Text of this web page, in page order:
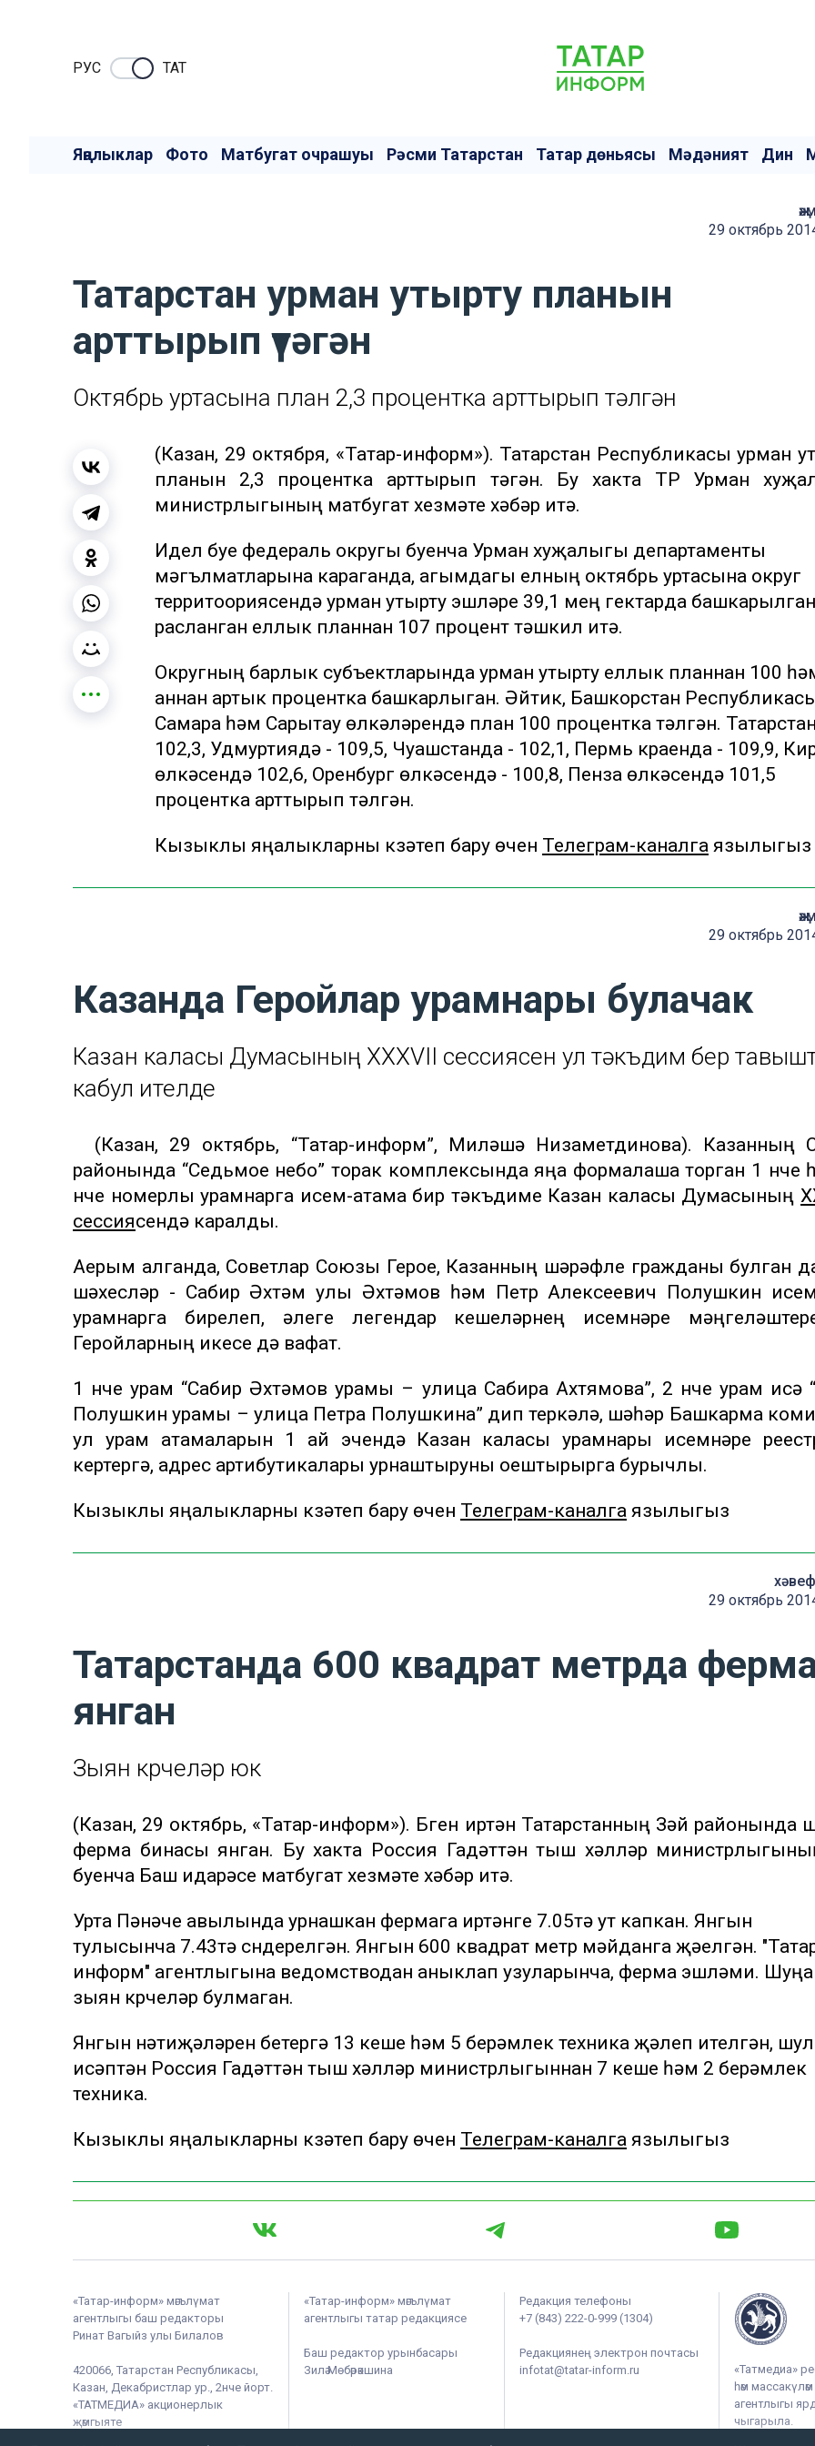
РУC ТАТ
Яңалыклар Фото Матбугат очрашуы Рәсми Татарстан Татар дөньясы Мәдәният Дин
29 октябрь
Татарстан урман утырту планын
арттырып үтәгән
Октябрь уртасына план 2,3 процентка арттырып үтәлгән
(Казан, 29 октября, «Татар-информ»). Татарстан Республикасы урман
планын 2,3 процентка арттырып үтәгән. Бу хакта ТР Урман
министрлыгының матбугат хезмәте хәбәр итә.
Идел буе федераль округы буенча Урман хуҗалыгы департаменты
мәгълүматларына караганда, агымдагы елның октябрь уртасына округ
территоориясендә урман утырту эшләре 39,1 мең гектарда
расланган еллык планнан 107 процент тәшкил итә.
Округның барлык субъектларында урман утырту еллык планнан 100
аннан артык процентка башкарлыган. Әйтик, Башкорстан
Самара һәм Сарытау өлкәләрендә план 100 процентка үтәлгән.
102,3, Удмуртиядә - 109,5, Чуашстанда - 102,1, Пермь краенда - 109,9,
өлкәсендә 102,6, Оренбург өлкәсендә - 100,8, Пенза өлкәсендә 101,5
процентка арттырып үтәлгән.
Кызыклы яңалыкларны күзәтеп бару өчен Телеграм-каналга язылыгыз
29 октябрь
Казанда Геройлар урамнары булачак
Казан каласы Думасының XXXVII сессиясен ул тәкъдим бер
кабул ителде
(Казан, 29 октябрь, “Татар-информ”, Миләүшә Низаметдинова). Казанның
районында “Седьмое небо” торак комплексында яңа формалаша торган 1 нче
нче номерлы урамнарга исем-атама бирү тәкъдиме Казан каласы Думасының
сессиясендә каралды.
Аерым алганда, Советлар Союзы Герое, Казанның шәрәфле гражданы булган
шәхесләр - Сабир Әхтәм улы Әхтәмов һәм Петр Алексеевич Полушкин
урамнарга бирелеп, әлеге легендар кешеләрнең исемнәре
Геройларның икесе дә вафат.
1 нче урам “Сабир Әхтәмов урамы – улица Сабира Ахтямова”, 2 нче урам исә
Полушкин урамы – улица Петра Полушкина” дип теркәлә, шәһәр Башкарма
ул урам атамаларын 1 ай эчендә Казан каласы урамнары исемнәре
кертергә, адрес артибутикалары урнаштыруны оештырырга бурычлы.
Кызыклы яңалыкларны күзәтеп бару өчен Телеграм-каналга язылыгыз
29 октябрь
Татарстанда 600 квадрат метрда
янган
Зыян күрүчеләр юк
(Казан, 29 октябрь, «Татар-информ»). Бүген иртән Татарстанның Зәй районында
ферма бинасы янган. Бу хакта Россия Гадәттән тыш хәлләр
буенча Баш идарәсе матбугат хезмәте хәбәр итә.
Урта Пәнәче авылында урнашкан фермага иртәнге 7.05тә ут капкан. Янгын
тулысынча 7.43тә сүндерелгән. Янгын 600 квадрат метр мәйданга җәелгән.
информ" агентлыгына ведомстводан аныклап узуларынча, ферма эшләми.
зыян күрүчеләр булмаган.
Янгын нәтиҗәләрен бетерүгә 13 кеше һәм 5 берәмлек техника җәлеп ителгән, шул
исәптән Россия Гадәттән тыш хәлләр министрлыгыннан 7 кеше һәм 2 берәмлек
техника.
Кызыклы яңалыкларны күзәтеп бару өчен Телеграм-каналга язылыгыз
«Татар-информ» мәгълүмат
агентлыгы баш редакторы
Ринат Вагыйз улы Билалов
420066, Татарстан Республикасы,
Казан, Декабристлар ур., 2нче йорт.
«ТАТМЕДИА» акционерлык
җәмгыяте
«Татар-информ» мәгълүмат
агентлыгы татар редакциясе
Баш редактор урынбасары
Зилә Мөбәрәкшина
Редакция телефоны
+7 (843) 222-0-999 (1304)
Редакциянең электрон почтасы
infotat@tatar-inform.ru
«Татмедиа»
һәм
агентлыгы
чыгарыла.